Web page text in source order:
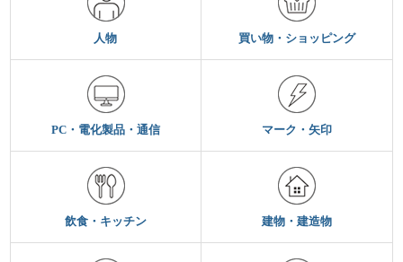
人物 買い物・ショッピング
PC・電化製品・通信 マーク・矢印
飲食・キッチン 建物・建造物